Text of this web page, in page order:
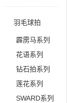
羽毛球拍
霹雳马系列
花语系列
钻石拍系列
莲花系列
SWARD系列